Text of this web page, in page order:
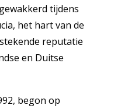
tijdens
het hart van de
reputatie
en Duitse
begon op